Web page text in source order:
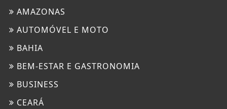
AMAZONAS
AUTOMÓVEL E MOTO
BAHIA
BEM-ESTAR E GASTRONOMIA
BUSINESS
CEARÁ